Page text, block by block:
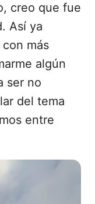
creo que fue
Así ya
más
algún
ser no
del tema
entre